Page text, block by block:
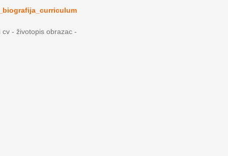
- životopis obrazac -